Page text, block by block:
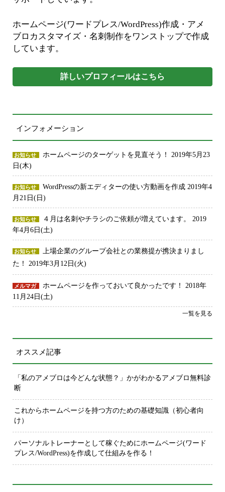
ホームページ(ワードプレス/WordPress)作成・アメ
ブロカスタマイズ・名刺制作をワンストップで作成
しています。
詳しいプロフィールはこちら
インフォメーション
お知らせ ホームページのターゲットを見直そう！ 2019年5月23
日(木)
お知らせ WordPressの新エディターの使い方動画を作成 2019年4
月21日(日)
お知らせ ４月は名刺やチラシのご依頼が増えています。 2019
年4月6日(土)
お知らせ
上場企業のグループ会社との業務提が携決まりまし
た！ 2019年3月12日(火)
メルマガ ホームページを作っておいて良かったです！ 2018年
11月24日(土)
一覧を見る
オススメ記事
「私のアメブロは今どんな状態？」かがわかるアメブロ無料診
断
これからホームページを持つ方のための基礎知識（初心者向
け）
パーソナルトレーナーとして稼ぐためにホームページ(ワード
プレス/WordPress)を作成して仕組みを作る！